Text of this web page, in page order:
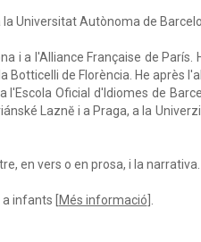
Universitat Autònoma de
i a l'Alliance Française de París.
Botticelli de Florència. He après
l'Escola Oficial d'Idiomes de
Laznĕ i a Praga, a la
en vers o en prosa, i la narrativa.
infants [ Més informació